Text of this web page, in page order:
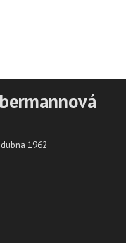
dubna 1962